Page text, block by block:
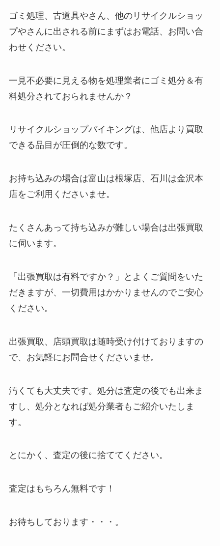
ゴミ処理、古道具やさん、他のリサイクルショッ
プやさんに出される前にまずはお電話、お問い合
わせください。
一見不必要に見える物を処理業者にゴミ処分＆有
料処分されておられませんか？
リサイクルショップバイキングは、他店より買取
できる品目が圧倒的な数です。
お持ち込みの場合は富山は根塚店、石川は金沢本
店をご利用くださいませ。
たくさんあって持ち込みが難しい場合は出張買取
に伺います。
「出張買取は有料ですか？」とよくご質問をいた
だきますが、一切費用はかかりませんのでご安心
ください。
出張買取、店頭買取は随時受け付けておりますの
で、お気軽にお問合せくださいませ。
汚くても大丈夫です。処分は査定の後でも出来ま
すし、処分となれば処分業者もご紹介いたしま
す。
とにかく、査定の後に捨ててください。
査定はもちろん無料です！
お待ちしております・・・。